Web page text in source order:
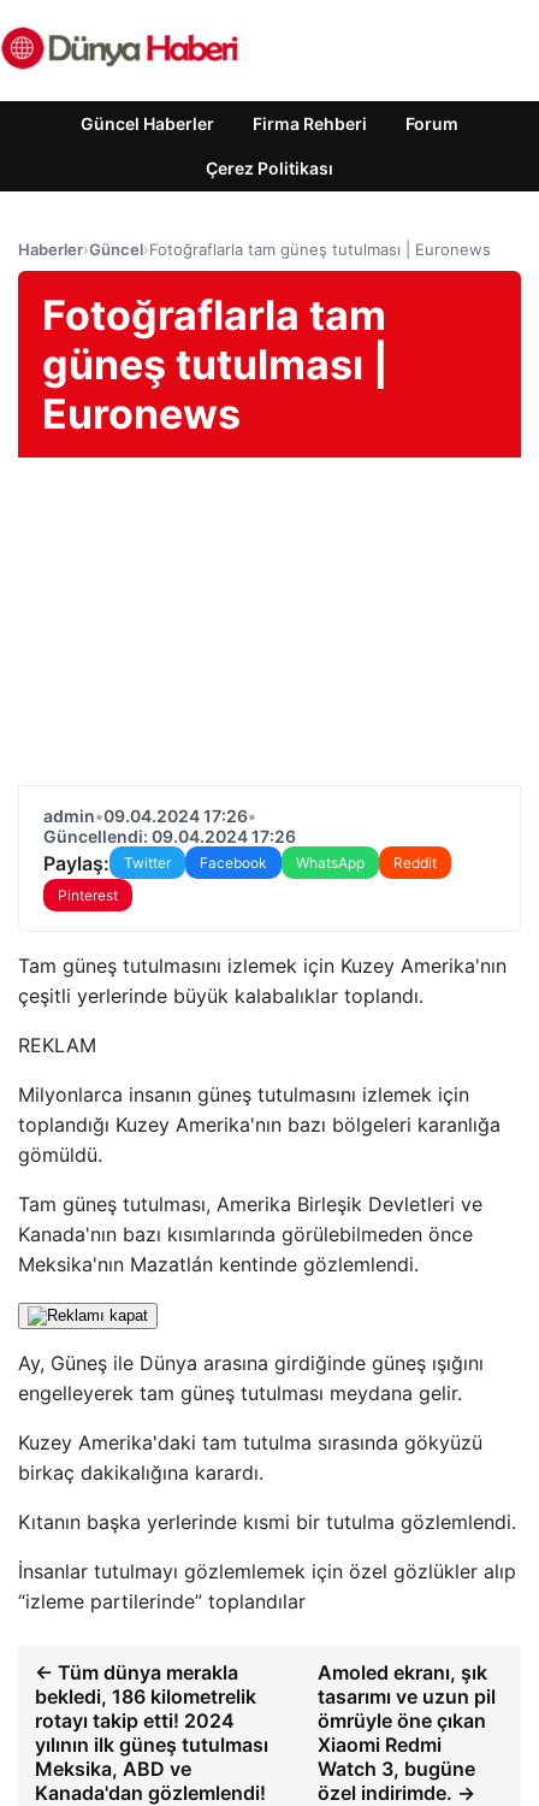
Güncel Haberler Firma Rehberi Forum
Çerez Politikası
Haberler›Güncel›Fotoğraflarla tam güneş tutulması | Euronews
Fotoğraflarla tam
güneş tutulması |
Euronews
admin•09.04.2024 17:26•
Güncellendi: 09.04.2024 17:26
Paylaş: Twitter Facebook WhatsApp
Reddit
Pinterest
Tam güneş tutulmasını izlemek için Kuzey Amerika'nın
çeşitli yerlerinde büyük kalabalıklar toplandı.
REKLAM
Milyonlarca insanın güneş tutulmasını izlemek için
toplandığı Kuzey Amerika'nın bazı bölgeleri karanlığa
gömüldü.
Tam güneş tutulması, Amerika Birleşik Devletleri ve
Kanada'nın bazı kısımlarında görülebilmeden önce
Meksika'nın Mazatlán kentinde gözlemlendi.
Ay, Güneş ile Dünya arasına girdiğinde güneş ışığını
engelleyerek tam güneş tutulması meydana gelir.
Kuzey Amerika'daki tam tutulma sırasında gökyüzü
birkaç dakikalığına karardı.
Kıtanın başka yerlerinde kısmi bir tutulma gözlemlendi.
İnsanlar tutulmayı gözlemlemek için özel gözlükler alıp
“izleme partilerinde” toplandılar
← Tüm dünya merakla
bekledi, 186 kilometrelik
rotayı takip etti! 2024
yılının ilk güneş tutulması
Meksika, ABD ve
Kanada'dan gözlemlendi!
Amoled ekranı, şık
tasarımı ve uzun pil
ömrüyle öne çıkan
Xiaomi Redmi
Watch 3, bugüne
özel indirimde. →